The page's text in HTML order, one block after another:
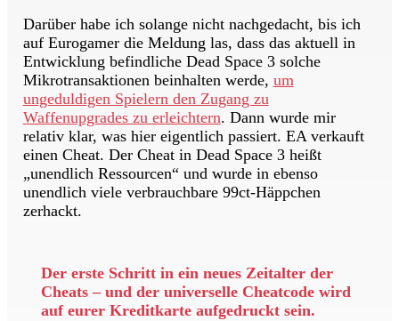
Darüber habe ich solange nicht nachgedacht, bis ich
auf Eurogamer die Meldung las, dass das aktuell in
Entwicklung befindliche Dead Space 3 solche
Mikrotransaktionen beinhalten werde, um
ungeduldigen Spielern den Zugang zu
Waffenupgrades zu erleichtern. Dann wurde mir
relativ klar, was hier eigentlich passiert. EA verkauft
einen Cheat. Der Cheat in Dead Space 3 heißt
„unendlich Ressourcen“ und wurde in ebenso
unendlich viele verbrauchbare 99ct-Häppchen
zerhackt.
Der erste Schritt in ein neues Zeitalter der
Cheats – und der universelle Cheatcode wird
auf eurer Kreditkarte aufgedruckt sein.